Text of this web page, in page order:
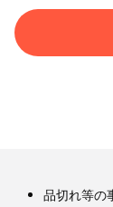
品切れ等の